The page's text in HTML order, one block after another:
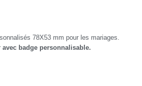
78X53 mm pour les mariages.
badge personnalisable.